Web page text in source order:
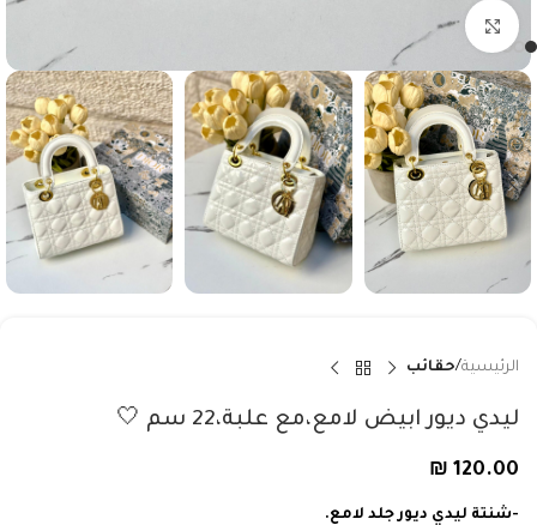
Click to enlarge
الرئيسية حقائب
ليدي ديور ابيض لامع،مع علبة،22 سم 🤍
₪ 120.00
-شنتة ليدي ديور جلد لامع.